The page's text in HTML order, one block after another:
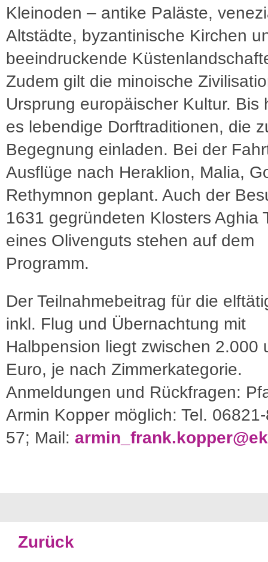
Kleinoden – antike Paläste,
Altstädte, byzantinische Kirchen
beeindruckende
Zudem gilt die minoische
Ursprung europäischer Kultur. Bis
es lebendige Dorftraditionen, die
Begegnung einladen. Bei der
Ausflüge nach Heraklion, Malia,
Rethymnon geplant. Auch der
1631 gegründeten Klosters Aghia
eines Olivenguts stehen auf dem
Programm.
Der Teilnahmebeitrag für die
inkl. Flug und Übernachtung mit
Halbpension liegt zwischen 2.000
Euro, je nach Zimmerkategorie.
Anmeldungen und Rückfragen:
Armin Kopper möglich: Tel.
57; Mail:
Zurück